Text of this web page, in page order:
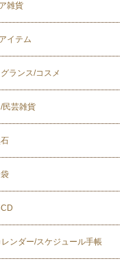
雑貨
イテム
ランス/コスメ
民芸雑貨
ンダー/スケジュール手帳